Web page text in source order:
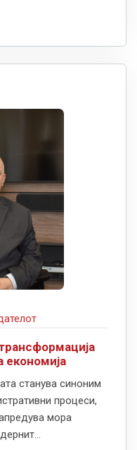
економија
станува синоним
процеси,
мора